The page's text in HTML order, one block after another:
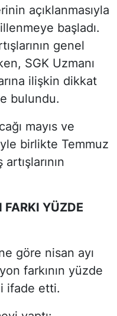
açıklanmasıyla
başladı.
genel
SGK Uzmanı
ilişkin dikkat
bulundu.
mayıs ve
birlikte Temmuz
YÜZDE
göre nisan ayı
farkının yüzde
ifade etti.